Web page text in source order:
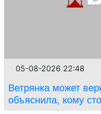
05-08-2026 22:48
Ветрянка может
объяснила, кому